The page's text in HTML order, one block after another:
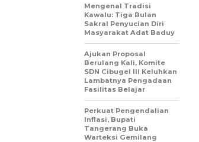
Mengenal Tradisi
Kawalu: Tiga Bulan
Sakral Penyucian Diri
Masyarakat Adat Baduy
Ajukan Proposal
Berulang Kali, Komite
SDN Cibugel III Keluhkan
Lambatnya Pengadaan
Fasilitas Belajar
Perkuat Pengendalian
Inflasi, Bupati
Tangerang Buka
Warteksi Gemilang